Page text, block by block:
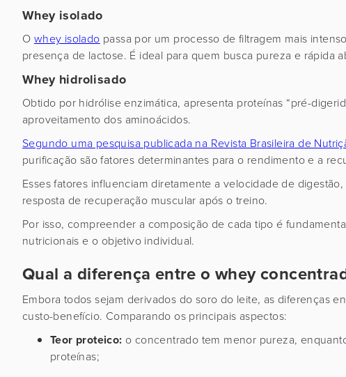
Whey isolado
O whey isolado passa por um processo de filtragem mais
presença de lactose. É ideal para quem busca pureza e rápida
Whey hidrolisado
Obtido por hidrólise enzimática, apresenta proteínas “pré-
aproveitamento dos aminoácidos.
Segundo uma pesquisa publicada na Revista Brasileira de
purificação são fatores determinantes para o rendimento e a
Esses fatores influenciam diretamente a velocidade de
resposta de recuperação muscular após o treino.
Por isso, compreender a composição de cada tipo é
nutricionais e o objetivo individual.
Qual a diferença entre o whey
Embora todos sejam derivados do soro do leite, as diferenças
custo-benefício. Comparando os principais aspectos:
Teor proteico: o concentrado tem menor pureza,
proteínas;